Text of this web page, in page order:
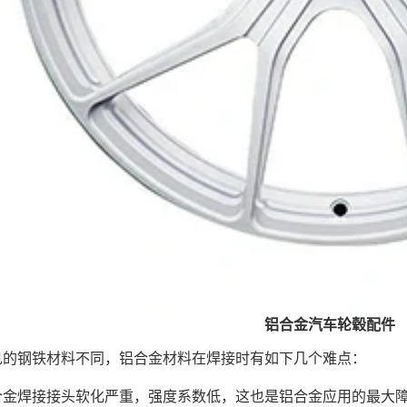
铝合金汽车轮毂配件
钢铁材料不同，铝合金材料在焊接时有如下几个难点：
焊接接头软化严重，强度系数低，这也是铝合金应用的最大